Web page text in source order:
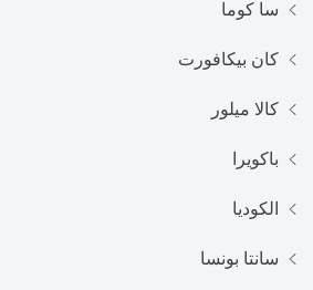
سا كوما
كان بيكافورت
كالا ميلور
باكويرا
الكوديا
سانتا بونسا